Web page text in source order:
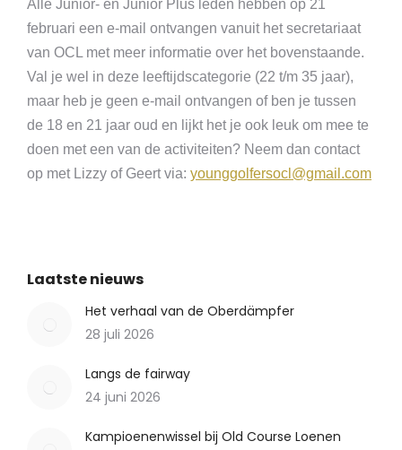
Alle Junior- en Junior Plus leden hebben op 21
februari een e-mail ontvangen vanuit het secretariaat
van OCL met meer informatie over het bovenstaande.
Val je wel in deze leeftijdscategorie (22 t/m 35 jaar),
maar heb je geen e-mail ontvangen of ben je tussen
de 18 en 21 jaar oud en lijkt het je ook leuk om mee te
doen met een van de activiteiten? Neem dan contact
op met Lizzy of Geert via: younggolfersocl@gmail.com
Laatste nieuws
Het verhaal van de Oberdämpfer
28 juli 2026
Langs de fairway
24 juni 2026
Kampioenenwissel bij Old Course Loenen